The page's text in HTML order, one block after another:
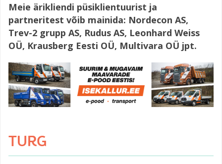
Meie ärikliendi püsiklientuurist ja
partneritest võib mainida: Nordecon AS,
Trev-2 grupp AS, Rudus AS, Leonhard Weiss
OÜ, Krausberg Eesti OÜ, Multivara OÜ jpt.
TURG